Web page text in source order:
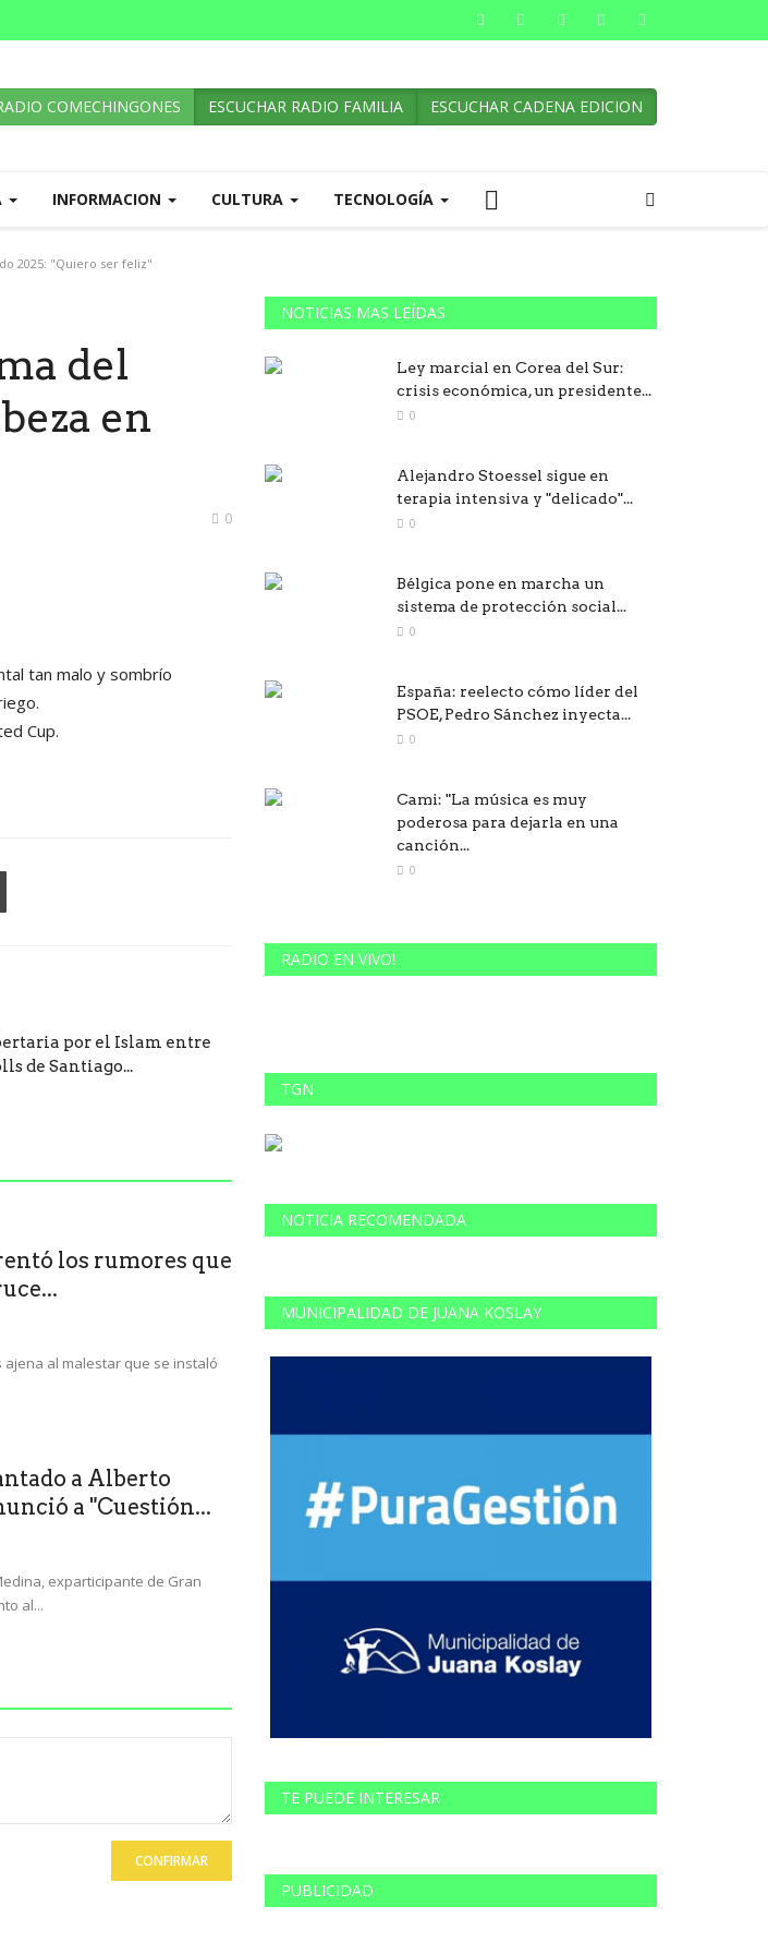
COMECHINGONES ESCUCHAR RADIO FAMILIA ESCUCHAR CADENA EDICION
INFORMACION CULTURA TECNOLOGÍA
2025: "Quiero ser feliz"
del
en
0
tan malo y sombrío
Cup.
por el Islam entre
de Santiago...
los rumores que
ajena al malestar que se instaló
a Alberto
a "Cuestión...
exparticipante de Gran
al...
CONFIRMAR
NOTICIAS MAS LEÍDAS
Ley marcial en Corea del Sur:
crisis económica, un presidente...
0
Alejandro Stoessel sigue en
terapia intensiva y "delicado"...
0
Bélgica pone en marcha un
sistema de protección social...
0
España: reelecto cómo líder del
PSOE, Pedro Sánchez inyecta...
0
Cami: "La música es muy
poderosa para dejarla en una
canción...
0
RADIO EN VIVO!
TGN
NOTICIA RECOMENDADA
MUNICIPALIDAD DE JUANA KOSLAY
TE PUEDE INTERESAR
PUBLICIDAD